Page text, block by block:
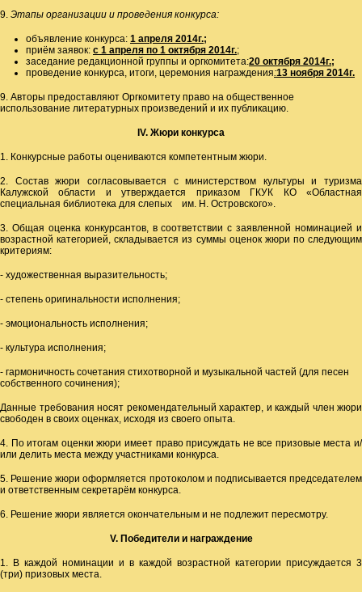
9. Этапы организации и проведения конкурса:
объявление конкурса: 1 апреля 2014г.;
приём заявок: с 1 апреля по 1 октября 2014г.;
заседание редакционной группы и оргкомитета:20 октября 2014г.;
проведение конкурса, итоги, церемония награждения:13 ноября 2014г.
9. Авторы предоставляют Оргкомитету право на общественное
использование литературных произведений и их публикацию.
IV. Жюри конкурса
1. Конкурсные работы оцениваются компетентным жюри.
2. Состав жюри согласовывается с министерством культуры и туризма
Калужской области и утверждается приказом ГКУК КО «Областная
специальная библиотека для слепых им. Н. Островского».
3. Общая оценка конкурсантов, в соответствии с заявленной номинацией и
возрастной категорией, складывается из суммы оценок жюри по следующим
критериям:
- художественная выразительность;
- степень оригинальности исполнения;
- эмоциональность исполнения;
- культура исполнения;
- гармоничность сочетания стихотворной и музыкальной частей (для песен
собственного сочинения);
Данные требования носят рекомендательный характер, и каждый член жюри
свободен в своих оценках, исходя из своего опыта.
4. По итогам оценки жюри имеет право присуждать не все призовые места и/
или делить места между участниками конкурса.
5. Решение жюри оформляется протоколом и подписывается председателем
и ответственным секретарём конкурса.
6. Решение жюри является окончательным и не подлежит пересмотру.
V. Победители и награждение
1. В каждой номинации и в каждой возрастной категории присуждается 3
(три) призовых места.